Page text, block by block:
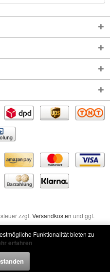
zzgl. Versandkosten und ggf.
nicht anders beschrieben
erklären
Funktionalität bieten zu
erfahren